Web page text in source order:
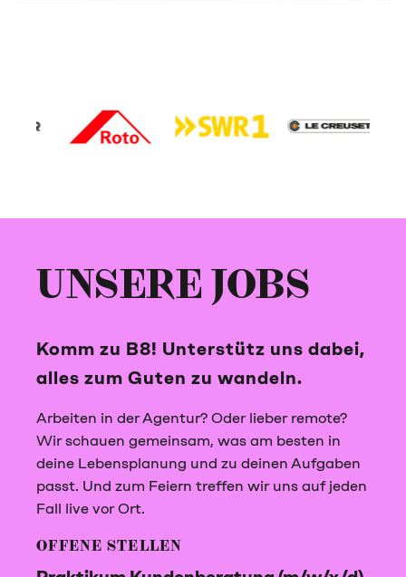
UNSERE JOBS
Komm zu B8! Unterstütz uns dabei,
alles zum Guten zu wandeln.
Arbeiten in der Agentur? Oder lieber remote?
Wir schauen gemeinsam, was am besten in
deine Lebensplanung und zu deinen Aufgaben
passt. Und zum Feiern treffen wir uns auf jeden
Fall live vor Ort.
OFFENE STELLEN